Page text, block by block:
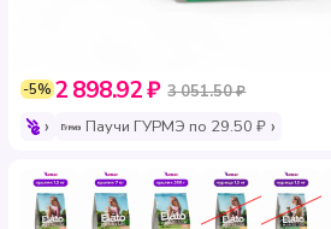
-5% 2 898.92 ₽ 3 051.50 ₽
Паучи ГУРМЭ по 29.50 ₽